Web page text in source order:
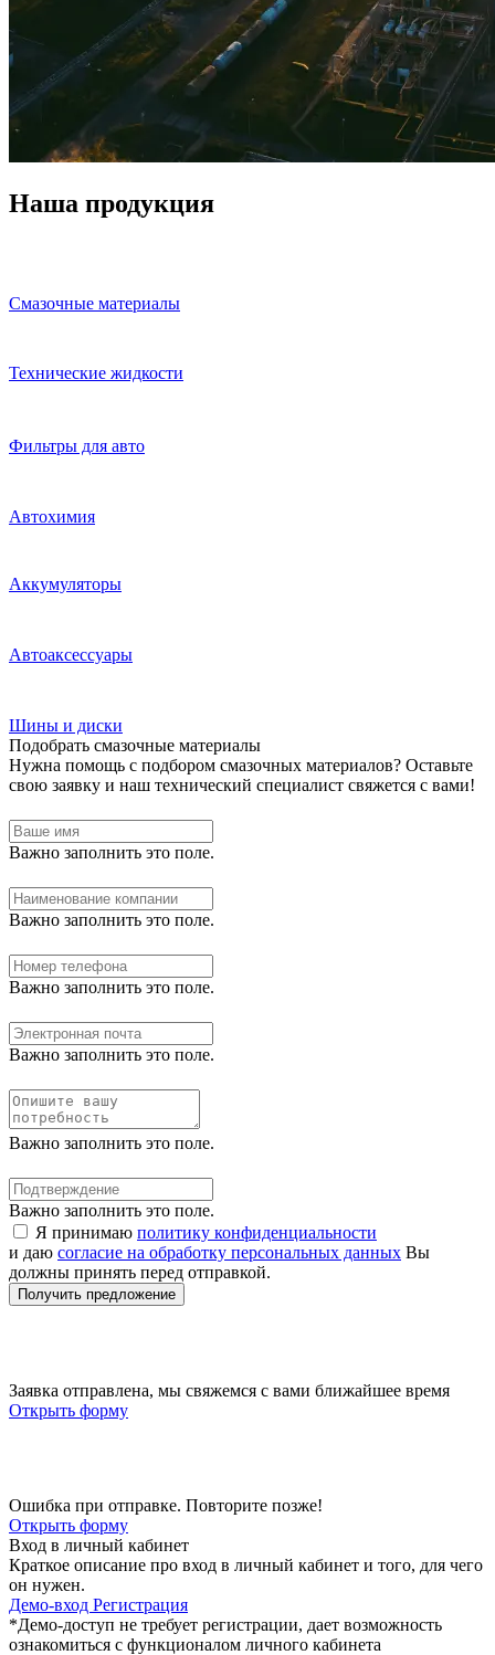
Наша продукция
Смазочные материалы
Технические жидкости
Фильтры для авто
Автохимия
Аккумуляторы
Автоаксессуары
Шины и диски
Подобрать смазочные материалы
Нужна помощь с подбором смазочных материалов? Оставьте
свою заявку и наш технический специалист свяжется с вами!
Важно заполнить это поле.
Важно заполнить это поле.
Важно заполнить это поле.
Важно заполнить это поле.
Важно заполнить это поле.
Важно заполнить это поле.
Я принимаю политику конфиденциальности
и даю согласие на обработку персональных данных Вы
должны принять перед отправкой.
Получить предложение
Заявка отправлена, мы свяжемся с вами ближайшее время
Открыть форму
Ошибка при отправке. Повторите позже!
Открыть форму
Вход в личный кабинет
Краткое описание про вход в личный кабинет и того, для чего
он нужен.
Демо-вход Регистрация
*Демо-доступ не требует регистрации, дает возможность
ознакомиться с функционалом личного кабинета